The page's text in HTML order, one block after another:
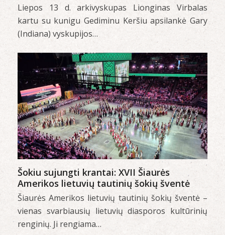
Liepos 13 d. arkivyskupas Lionginas Virbalas
kartu su kunigu Gediminu Keršiu apsilankė Gary
(Indiana) vyskupijos…
Šokiu sujungti krantai: XVII Šiaurės
Amerikos lietuvių tautinių šokių šventė
Šiaurės Amerikos lietuvių tautinių šokių šventė –
vienas svarbiausių lietuvių diasporos kultūrinių
renginių. Ji rengiama…